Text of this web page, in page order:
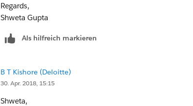
Regards,
Shweta Gupta
Als hilfreich markieren
B T Kishore (Deloitte)
30. Apr. 2018, 15:15
Shweta,